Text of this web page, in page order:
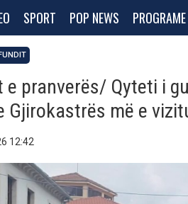
SPORT POP NEWS PROGRAME
e pranverës/ Qyteti i
Gjirokastrës më e
12:42